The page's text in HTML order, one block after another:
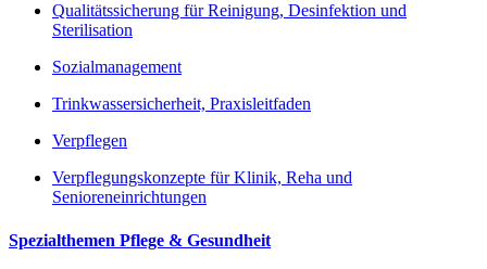
Qualitätssicherung für Reinigung, Desinfektion und
Sterilisation
Sozialmanagement
Trinkwassersicherheit, Praxisleitfaden
Verpflegen
Verpflegungskonzepte für Klinik, Reha und
Senioreneinrichtungen
Spezialthemen Pflege & Gesundheit